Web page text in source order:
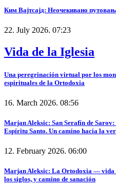
Ким Вајтсајд: Неочекивано
22. July 2026. 07:23
Vida de la Iglesia
Una peregrinación virtual por los
espirituales de la Ortodoxia
16. March 2026. 08:56
Marjan Aleksic: San Serafín de
Espíritu Santo. Un camino hacia la
12. February 2026. 06:00
Marjan Aleksic: La Ortodoxia — vida
los siglos, y camino de sanación